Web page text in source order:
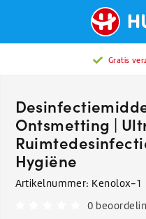
Gratis
Ontsmetting |
Hygiëne
Artikelnummer: Kenolox-1
0